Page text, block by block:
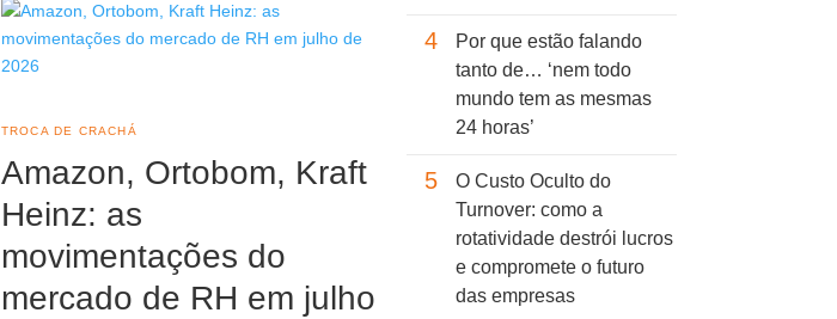
Amazon, Ortobom, Kraft
Heinz: as
movimentações do
mercado de RH em julho
TROCA DE CRACHÁ
4
Por que estão falando
tanto de… ‘nem todo
mundo tem as mesmas
24 horas’
5
O Custo Oculto do
Turnover: como a
rotatividade destrói lucros
e compromete o futuro
das empresas